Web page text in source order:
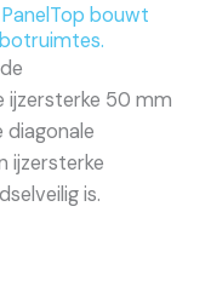
bouwt
ijzersterke 50 mm
diagonale
ijzersterke
is.